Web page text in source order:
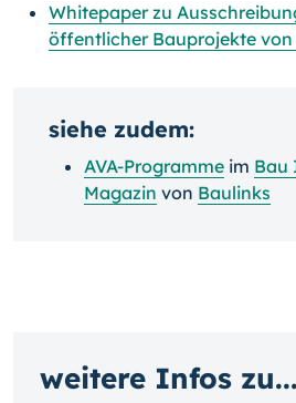
Whitepaper zu
öffentlicher Bauprojekte von
siehe zudem:
AVA-Programme im Bau
Magazin von Baulinks
weitere Infos zu...